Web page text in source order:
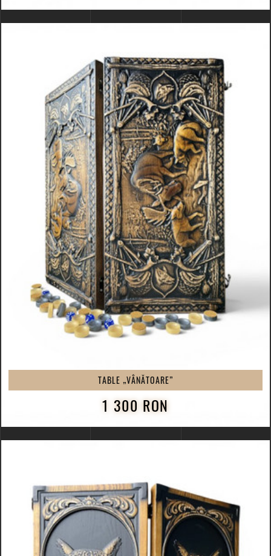
TABLE „VÂNĂTOARE”
1 300 RON